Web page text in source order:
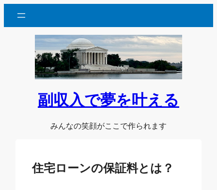
を
副収入で夢を叶える
みんなの笑顔がここで作られます
住宅ローンの保証料とは？